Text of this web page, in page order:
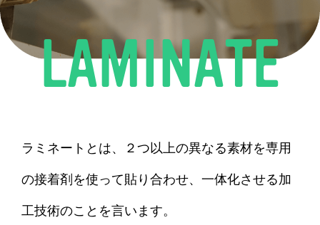
LAMINATE
ラミネートとは、２つ以上の異なる素材を専用
の接着剤を使って貼り合わせ、一体化させる加
工技術のことを言います。